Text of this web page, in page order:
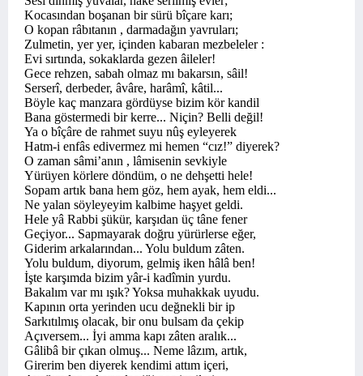
Kocasından boşanan bir sürü bîçare karı;
O kopan râbıtanın , darmadağın yavruları;
Zulmetin, yer yer, içinden kabaran mezbeleler :
Evi sırtında, sokaklarda gezen âileler!
Gece rehzen, sabah olmaz mı bakarsın, sâil!
Serserî, derbeder, âvâre, harâmî, kâtil...
Böyle kaç manzara gördüyse bizim kör kandil
Bana göstermedi bir kerre... Niçin? Belli değil!
Ya o bîçâre de rahmet suyu nûş eyleyerek
Hatm-i enfâs edivermez mi hemen “cız!” diyerek?
O zaman sâmi’anın , lâmisenin sevkiyle
Yürüyen körlere döndüm, o ne dehşetti hele!
Sopam artık bana hem göz, hem ayak, hem eldi...
Ne yalan söyleyeyim kalbime haşyet geldi.
Hele yâ Rabbi şükür, karşıdan üç tâne fener
Geçiyor... Sapmayarak doğru yürürlerse eğer,
Giderim arkalarından... Yolu buldum zâten.
Yolu buldum, diyorum, gelmiş iken hâlâ ben!
İşte karşımda bizim yâr-i kadîmin yurdu.
Bakalım var mı ışık? Yoksa muhakkak uyudu.
Kapının orta yerinden ucu değnekli bir ip
Sarkıtılmış olacak, bir onu bulsam da çekip
Açıversem... İyi amma kapı zâten aralık...
Gâlibâ bir çıkan olmuş... Neme lâzım, artık,
Girerim ben diyerek kendimi attım içeri,